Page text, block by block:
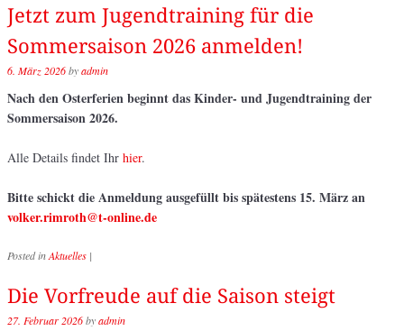
Jetzt zum Jugendtraining für die
Sommersaison 2026 anmelden!
6. März 2026byadmin
Nach den Osterferien beginnt das Kinder- und Jugendtraining der
Sommersaison 2026.
Alle Details findet Ihr hier.
Bitte schickt die Anmeldung ausgefüllt bis spätestens 15. März an
volker.rimroth@t-online.de
Posted inAktuelles |
Die Vorfreude auf die Saison steigt
27. Februar 2026byadmin